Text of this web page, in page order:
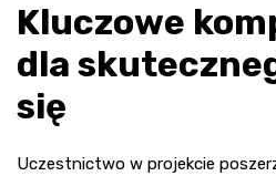
Kluczowe
dla
się
Uczestnictwo w projekcie